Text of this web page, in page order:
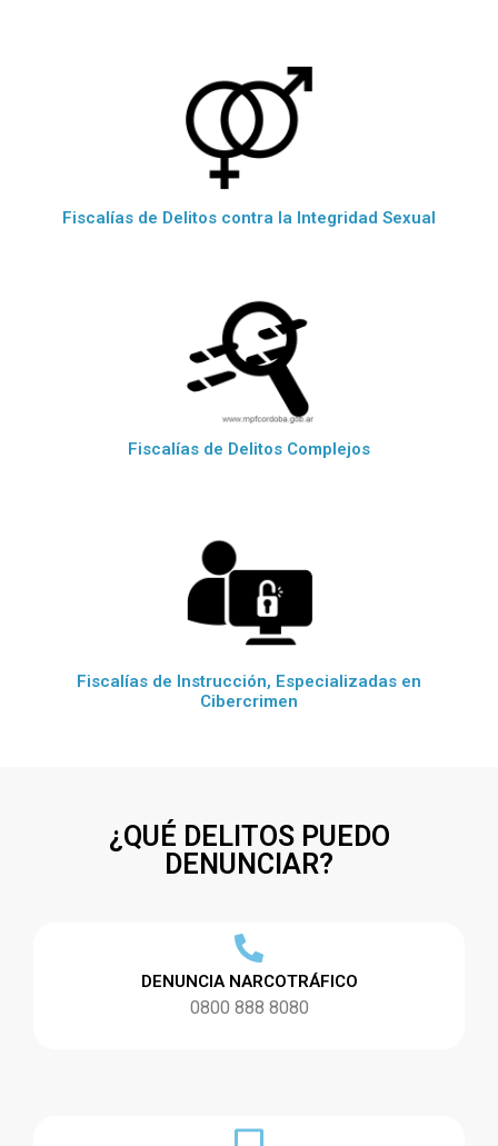
Fiscalías de Delitos contra la Integridad Sexual
Fiscalías de Delitos Complejos
Fiscalías de Instrucción, Especializadas en
Cibercrimen
¿QUÉ DELITOS PUEDO
DENUNCIAR?
DENUNCIA NARCOTRÁFICO
0800 888 8080